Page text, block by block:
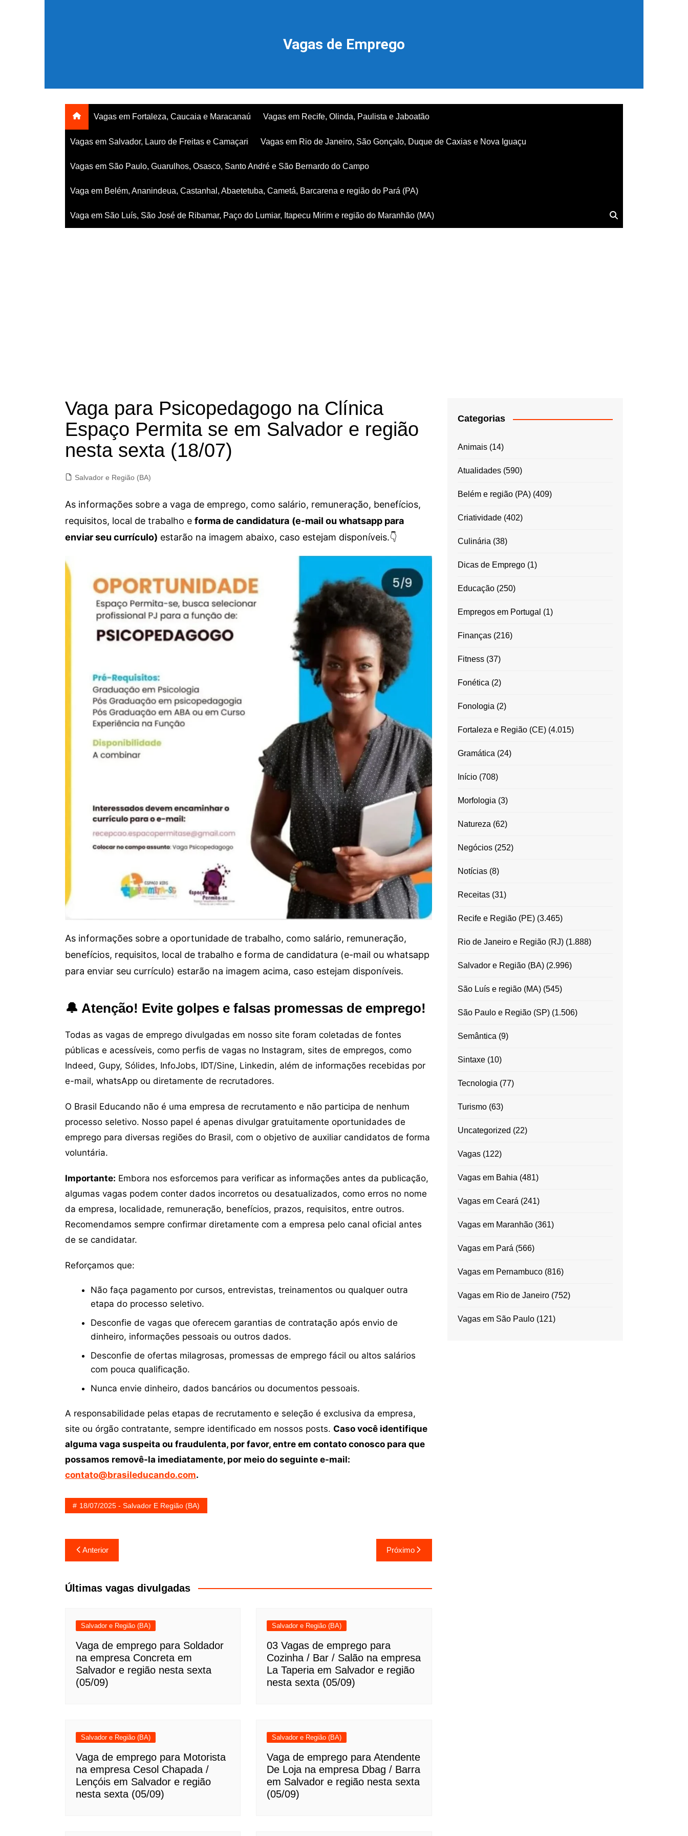
Vagas de Emprego
Vagas em Fortaleza, Caucaia e Maracanaú Vagas em Recife, Olinda, Paulista e Jaboatão
Vagas em Salvador, Lauro de Freitas e Camaçari Vagas em Rio de Janeiro, São Gonçalo, Duque de Caxias e Nova Iguaçu
Vagas em São Paulo, Guarulhos, Osasco, Santo André e São Bernardo do Campo
Vaga em Belém, Ananindeua, Castanhal, Abaetetuba, Cametá, Barcarena e região do Pará (PA)
Vaga em São Luís, São José de Ribamar, Paço do Lumiar, Itapecu Mirim e região do Maranhão (MA)
Vaga para Psicopedagogo na Clínica
Espaço Permita se em Salvador e região
nesta sexta (18/07)
Salvador e Região (BA)
As informações sobre a vaga de emprego, como salário, remuneração, benefícios,
requisitos, local de trabalho e forma de candidatura (e-mail ou whatsapp para
enviar seu currículo) estarão na imagem abaixo, caso estejam disponíveis.👇
As informações sobre a oportunidade de trabalho, como salário, remuneração,
benefícios, requisitos, local de trabalho e forma de candidatura (e-mail ou whatsapp
para enviar seu currículo) estarão na imagem acima, caso estejam disponíveis.
🔔 Atenção! Evite golpes e falsas promessas de emprego!
Todas as vagas de emprego divulgadas em nosso site foram coletadas de fontes
públicas e acessíveis, como perfis de vagas no Instagram, sites de empregos, como
Indeed, Gupy, Sólides, InfoJobs, IDT/Sine, Linkedin, além de informações recebidas por
e-mail, whatsApp ou diretamente de recrutadores.
O Brasil Educando não é uma empresa de recrutamento e não participa de nenhum
processo seletivo. Nosso papel é apenas divulgar gratuitamente oportunidades de
emprego para diversas regiões do Brasil, com o objetivo de auxiliar candidatos de forma
voluntária.
Importante: Embora nos esforcemos para verificar as informações antes da publicação,
algumas vagas podem conter dados incorretos ou desatualizados, como erros no nome
da empresa, localidade, remuneração, benefícios, prazos, requisitos, entre outros.
Recomendamos sempre confirmar diretamente com a empresa pelo canal oficial antes
de se candidatar.
Reforçamos que:
Não faça pagamento por cursos, entrevistas, treinamentos ou qualquer outra
etapa do processo seletivo.
Desconfie de vagas que oferecem garantias de contratação após envio de
dinheiro, informações pessoais ou outros dados.
Desconfie de ofertas milagrosas, promessas de emprego fácil ou altos salários
com pouca qualificação.
Nunca envie dinheiro, dados bancários ou documentos pessoais.
A responsabilidade pelas etapas de recrutamento e seleção é exclusiva da empresa,
site ou órgão contratante, sempre identificado em nossos posts. Caso você identifique
alguma vaga suspeita ou fraudulenta, por favor, entre em contato conosco para que
possamos removê-la imediatamente, por meio do seguinte e-mail:
contato@brasileducando.com.
18/07/2025 - Salvador E Região (BA)
Navegação
de
Post
Anterior Próximo
Últimas vagas divulgadas
Salvador e Região (BA)
Vaga de emprego para Soldador
na empresa Concreta em
Salvador e região nesta sexta
(05/09)
Salvador e Região (BA)
03 Vagas de emprego para
Cozinha / Bar / Salão na empresa
La Taperia em Salvador e região
nesta sexta (05/09)
Salvador e Região (BA)
Vaga de emprego para Motorista
na empresa Cesol Chapada /
Lençóis em Salvador e região
nesta sexta (05/09)
Salvador e Região (BA)
Vaga de emprego para Atendente
De Loja na empresa Dbag / Barra
em Salvador e região nesta sexta
(05/09)
Categorias
Animais(14)
Atualidades(590)
Belém e região (PA)(409)
Criatividade(402)
Culinária (38)
Dicas de Emprego(1)
Educação(250)
Empregos em Portugal (1)
Finanças(216)
Fitness(37)
Fonética (2)
Fonologia (2)
Fortaleza e Região (CE)(4.015)
Gramática (24)
Início(708)
Morfologia (3)
Natureza (62)
Negócios(252)
Notícias(8)
Receitas(31)
Recife e Região (PE)(3.465)
Rio de Janeiro e Região (RJ)(1.888)
Salvador e Região (BA)(2.996)
São Luís e região (MA)(545)
São Paulo e Região (SP)(1.506)
Semântica (9)
Sintaxe(10)
Tecnologia (77)
Turismo(63)
Uncategorized (22)
Vagas(122)
Vagas em Bahia (481)
Vagas em Ceará (241)
Vagas em Maranhão(361)
Vagas em Pará (566)
Vagas em Pernambuco(816)
Vagas em Rio de Janeiro(752)
Vagas em São Paulo(121)